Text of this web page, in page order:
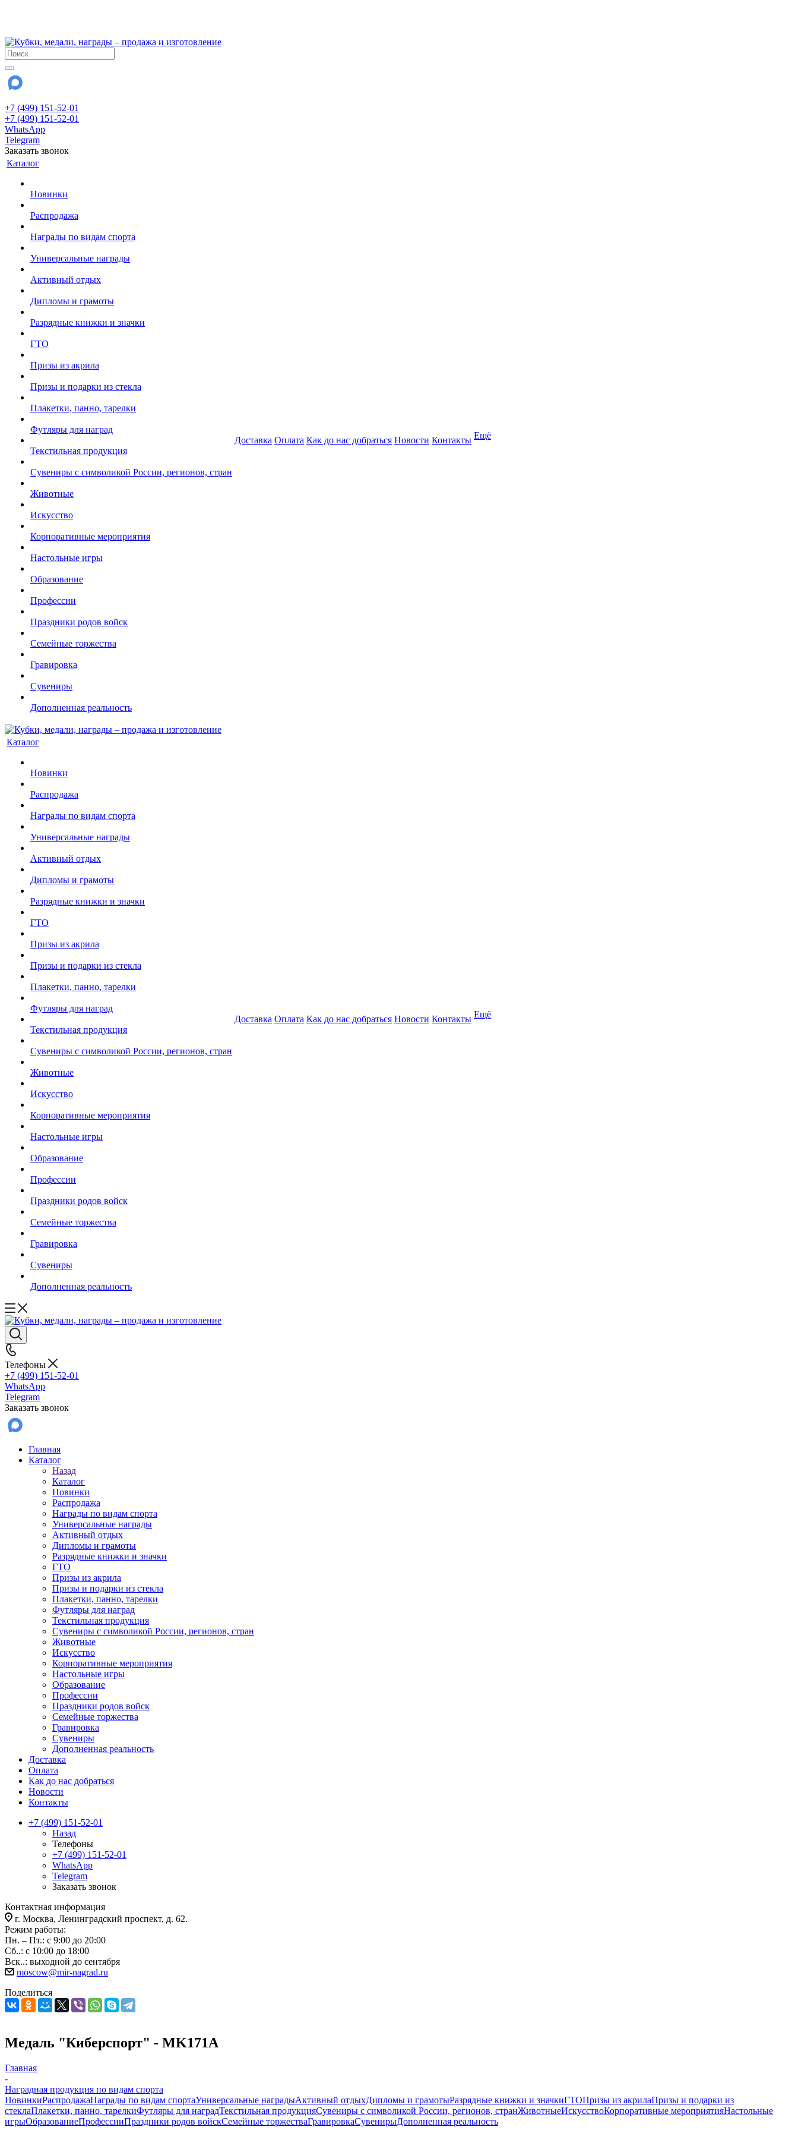
+7 (499) 151-52-01
+7 (499) 151-52-01
WhatsApp
Telegram
Заказать звонок
Каталог
Новинки
Распродажа
Награды по видам спорта
Универсальные награды
Активный отдых
Дипломы и грамоты
Разрядные книжки и значки
ГТО
Призы из акрила
Призы и подарки из стекла
Плакетки, панно, тарелки
Футляры для наград
Текстильная продукция
Сувениры с символикой России, регионов, стран
Животные
Искусство
Корпоративные мероприятия
Настольные игры
Образование
Профессии
Праздники родов войск
Семейные торжества
Гравировка
Сувениры
Дополненная реальность
Доставка Оплата Как до нас добраться Новости Контакты Ещё
Каталог
Новинки
Распродажа
Награды по видам спорта
Универсальные награды
Активный отдых
Дипломы и грамоты
Разрядные книжки и значки
ГТО
Призы из акрила
Призы и подарки из стекла
Плакетки, панно, тарелки
Футляры для наград
Текстильная продукция
Сувениры с символикой России, регионов, стран
Животные
Искусство
Корпоративные мероприятия
Настольные игры
Образование
Профессии
Праздники родов войск
Семейные торжества
Гравировка
Сувениры
Дополненная реальность
Доставка Оплата Как до нас добраться Новости Контакты Ещё
Телефоны
+7 (499) 151-52-01
WhatsApp
Telegram
Заказать звонок
Главная
Каталог
Назад
Каталог
Новинки
Распродажа
Награды по видам спорта
Универсальные награды
Активный отдых
Дипломы и грамоты
Разрядные книжки и значки
ГТО
Призы из акрила
Призы и подарки из стекла
Плакетки, панно, тарелки
Футляры для наград
Текстильная продукция
Сувениры с символикой России, регионов, стран
Животные
Искусство
Корпоративные мероприятия
Настольные игры
Образование
Профессии
Праздники родов войск
Семейные торжества
Гравировка
Сувениры
Дополненная реальность
Доставка
Оплата
Как до нас добраться
Новости
Контакты
+7 (499) 151-52-01
Назад
Телефоны
+7 (499) 151-52-01
WhatsApp
Telegram
Заказать звонок
Контактная информация
г. Москва, Ленинградский проспект, д. 62.
Режим работы:
Пн. – Пт.: с 9:00 до 20:00
Сб..: с 10:00 до 18:00
Вск..: выходной до сентября
moscow@mir-nagrad.ru
Поделиться
Медаль "Киберспорт" - MK171A
Главная
-
Наградная продукция по видам спорта
НовинкиРаспродажаНаграды по видам спортаУниверсальные наградыАктивный отдыхДипломы и грамотыРазрядные книжки и значкиГТОПризы из акрилаПризы и подарки из
стеклаПлакетки, панно, тарелкиФутляры для наградТекстильная продукцияСувениры с символикой России, регионов, странЖивотныеИскусствоКорпоративные мероприятияНастольные
игрыОбразованиеПрофессииПраздники родов войскСемейные торжестваГравировкаСувенирыДополненная реальность